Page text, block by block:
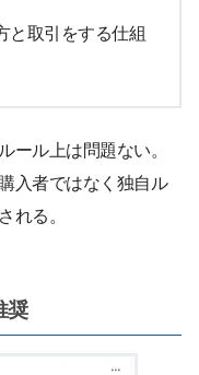
と取引をする仕組
ール上は問題ない。
入者ではなく独自ル
れる。
奨